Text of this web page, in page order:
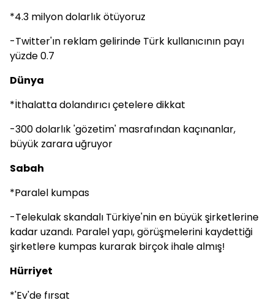
*4.3 milyon dolarlık ötüyoruz
-Twitter'ın reklam gelirinde Türk kullanıcının payı
yüzde 0.7
Dünya
*İthalatta dolandırıcı çetelere dikkat
-300 dolarlık 'gözetim' masrafından kaçınanlar,
büyük zarara uğruyor
Sabah
*Paralel kumpas
-Telekulak skandalı Türkiye'nin en büyük şirketlerine
kadar uzandı. Paralel yapı, görüşmelerini kaydettiği
şirketlere kumpas kurarak birçok ihale almış!
Hürriyet
*'Ev'de fırsat